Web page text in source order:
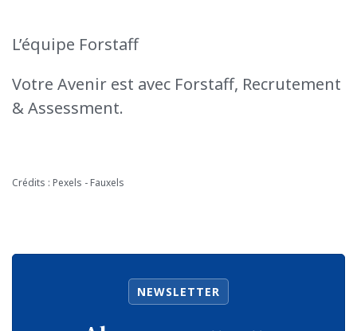
L’équipe Forstaff
Votre Avenir est avec Forstaff, Recrutement
& Assessment.
Crédits : Pexels - Fauxels
NEWSLETTER